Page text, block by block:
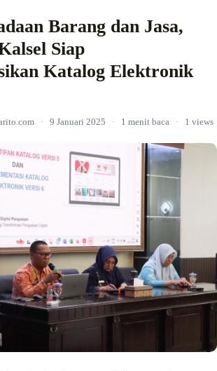
Barang dan Jasa,
Siap
Katalog Elektronik
· 9 Januari 2025 · 1 menit baca · 1 views